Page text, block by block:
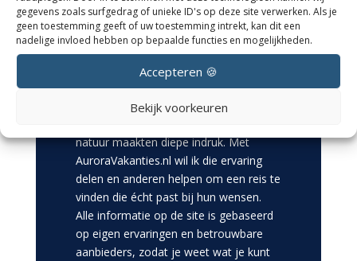
gegevens zoals surfgedrag of unieke ID's op deze site verwerken. Als je
geen toestemming geeft of uw toestemming intrekt, kan dit een
nadelige invloed hebben op bepaalde functies en mogelijkheden.
Accepteren 🍪
Bekijk voorkeuren
een specialist in reizen naar Lapland en
Scandinavië. Daar heb ik niet alleen veel
kennis opgedaan over het organiseren
van noorderlichtreizen, maar ook zelf
de kans gehad om Lapland te ervaren.
Het zien van het noorderlicht en het
natuur maakten diepe indruk. Met
AuroraVakanties.nl wil ik die ervaring
delen en anderen helpen om een reis te
vinden die écht past bij hun wensen.
Alle informatie op de site is gebaseerd
op eigen ervaringen en betrouwbare
aanbieders, zodat je weet wat je kunt